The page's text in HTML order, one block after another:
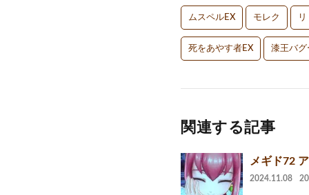
ムスペルEX モレク
死をあやす者EX 漆王バグ
関連する記事
メギド72
2024.11.08